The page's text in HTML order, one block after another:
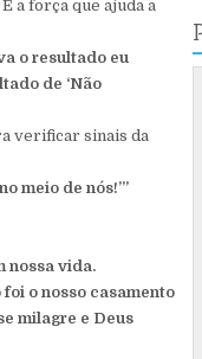
a força que ajuda a
o resultado eu
de ‘Não
verificar sinais da
meio de nós!’”
nossa vida.
o nosso casamento
milagre e Deus